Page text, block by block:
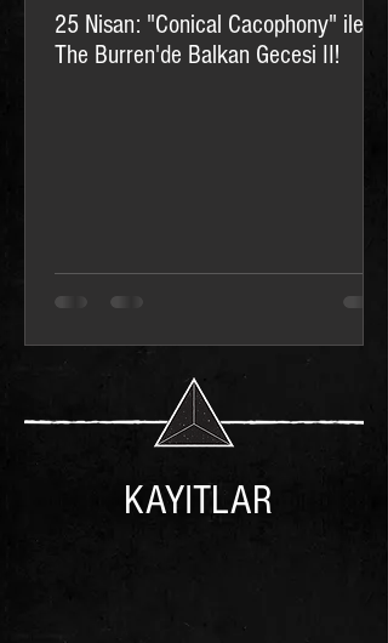
25 Nisan: "Conical Cacophony" ile
The Burren'de Balkan Gecesi II!
KAYITLAR